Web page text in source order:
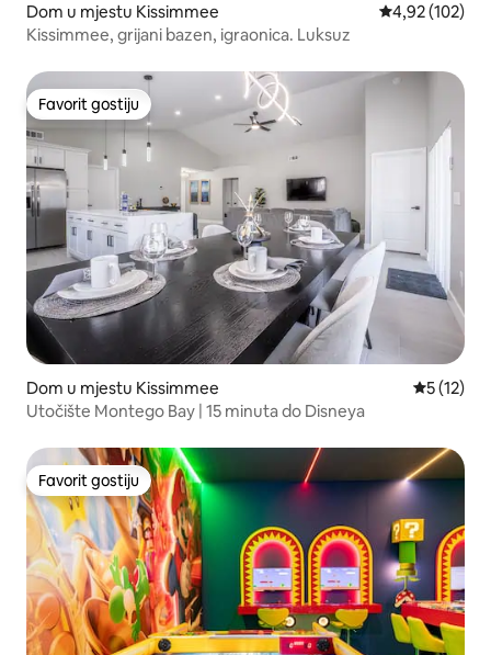
Dom u mjestu Kissimmee Prosječna
4,92 (102)
Kissimmee, grijani bazen, igraonica. Luksuz
Favorit gostiju
Favorit gostiju
Dom u mjestu Kissimmee Prosječna
5 (12)
Utočište Montego Bay | 15 minuta do Disneya
Favorit gostiju
Favorit gostiju